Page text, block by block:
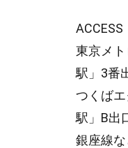
ACCESS
東京メ
駅」3番
つくば
駅」B出
銀座線